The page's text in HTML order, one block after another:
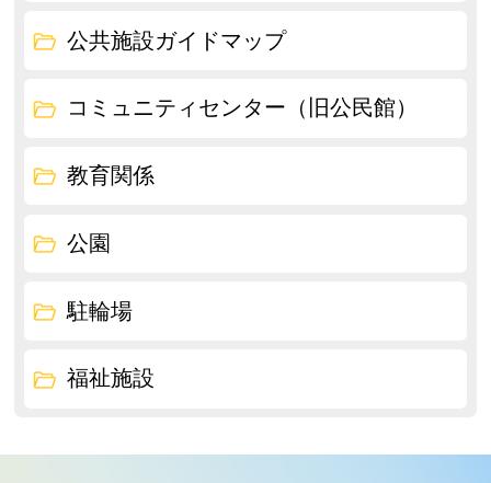
公共施設ガイドマップ
コミュニティセンター（旧公民館）
教育関係
公園
駐輪場
福祉施設